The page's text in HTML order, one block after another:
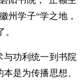
州学子“学之地，
与功利统一到书院
是为传播思想、